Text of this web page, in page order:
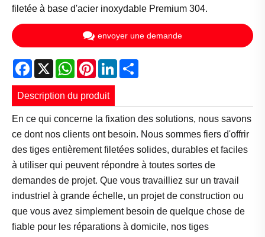
filetée à base d'acier inoxydable Premium 304.
envoyer une demande
Facebook
X WhatsApp
PinterestLinkedIn
Description du produit
En ce qui concerne la fixation des solutions, nous savons
ce dont nos clients ont besoin. Nous sommes fiers d'offrir
des tiges entièrement filetées solides, durables et faciles
à utiliser qui peuvent répondre à toutes sortes de
demandes de projet. Que vous travailliez sur un travail
industriel à grande échelle, un projet de construction ou
que vous avez simplement besoin de quelque chose de
fiable pour les réparations à domicile, nos tiges